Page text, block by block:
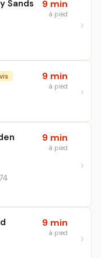
Sands 9 min
à pied
9 min
à pied
9 min
à pied
9 min
à pied